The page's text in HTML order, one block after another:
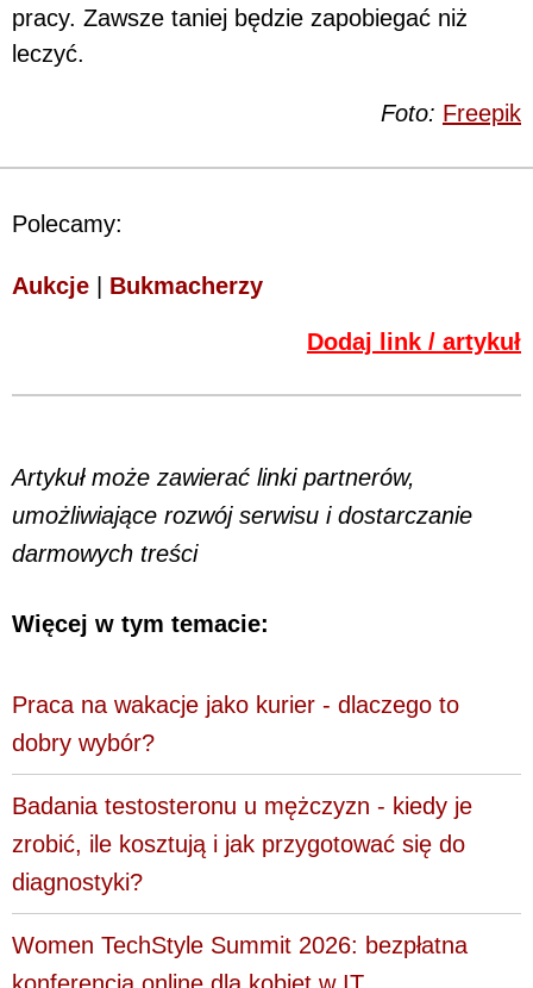
pracy. Zawsze taniej będzie zapobiegać niż
leczyć.
Foto: Freepik
Polecamy:
Aukcje Bukmacherzy
Dodaj link / artykuł
Artykuł może zawierać linki partnerów,
umożliwiające rozwój serwisu i dostarczanie
darmowych treści
Więcej w tym temacie:
Praca na wakacje jako kurier - dlaczego to
dobry wybór?
Badania testosteronu u mężczyzn - kiedy je
zrobić, ile kosztują i jak przygotować się do
diagnostyki?
Women TechStyle Summit 2026: bezpłatna